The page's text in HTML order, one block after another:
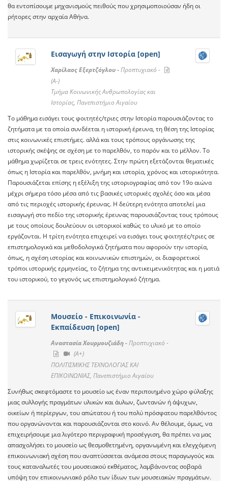
θα εντοπίσουμε μηχανισμoύς πειθούς που χρησιμοποιούσαν ήδη οι
ρήτορες στην αρχαία Αθήνα.
Εισαγωγή στην Ιστορία [open]
Χαρίλαος Εξερτζόγλου -Προπτυχιακό -
(A-)
Tμήμα Κοινωνικής Ανθρωπολογίας και
Ιστορίας, Πανεπιστήμιο Αιγαίου
Το μάθημα εισάγει τους φοιτητές/τριες στην Ιστορία παρουσιάζοντας το
ζητήματα με τα οποία συνδέεται η ιστορική έρευνα, τη θέση της Ιστορίας
στις κοινωνικές επιστήμες. αλλά και τους τρόπους οργάνωσης της
ιστορικής σκέψης σε σχέση με το παρελθόν, το παρόν και το μέλλον. Το
μάθημα χωρίζεται σε τρεις ενότητες. Στην πρώτη εξετάζονται θεματικές
όπως η Ιστορία και παρελθόν, μνήμη και ιστορία, χρόνος και ιστορικότητα.
Παρουσιάζεται επίσης η εξέλιξη της ιστοριογραφίας από τον 19ο αιώνα
μέχρι σήμερα τόσο μέσα από τις βασικές ιστορικές σχολές όσο και μέσα
από τις περιοχές ιστορικής έρευνας. Η δεύτερη ενότητα αποτελεί μια
εισαγωγή στο πεδίο της ιστορικής έρευνας παρουσιάζοντας τους τρόπους
με τους οποίους δουλεύουν οι ιστορικοί καθώς το υλικό με το οποίο
εργάζονται. Η τρίτη ενότητα επιχειρεί να εισάγει τους φοιτητές/τριες σε
επιστημολογικά και μεθοδολογικά ζητήματα που αφορούν την ιστορία,
όπως, η σχέση ιστορίας και κοινωνικών επιστημών, οι διαφορετικοί
τρόποι ιστορικής ερμηνείας, το ζήτημα της αντικειμενικότητας και η ματιά
του ιστορικού, το γεγονός ως επιστημολογικό ζήτημα.
Μουσείο - Επικοινωνία -
Εκπαίδευση [open]
Αναστασία Χουρμουζιάδη -Προπτυχιακό -
(A+)
ΠΟΛΙΤΙΣΜΙΚΗΣ ΤΕΧΝΟΛΟΓΙΑΣ ΚΑΙ
ΕΠΙΚΟΙΝΩΝΙΑΣ, Πανεπιστήμιο Αιγαίου
Συνήθως σκεφτόμαστε το μουσείο ως έναν περιποιημένο χώρο φύλαξης
μιας συλλογής πραγμάτων υλικών και άυλων, ζωντανών ή άψυχων,
οικείων ή περίεργων, του απώτατου ή του πολύ πρόσφατου παρελθόντος
που οργανώνονται και παρουσιάζονται στο κοινό. Αν θέλουμε, όμως, να
επιχειρήσουμε μια λιγότερο περιγραφική προσέγγιση, θα πρέπει να μας
απασχολήσει το μουσείο ως θεσμοθετημένη, οργανωμένη και ελεγχόμενη
επικοινωνιακή σχέση που αναπτύσσεται ανάμεσα στους παραγωγούς και
τους καταναλωτές του μουσειακού εκθέματος, λαμβάνοντας σοβαρά
υπόψη τον επικοινωνιακό ρόλο των ίδιων των μουσειακών πραγμάτων.